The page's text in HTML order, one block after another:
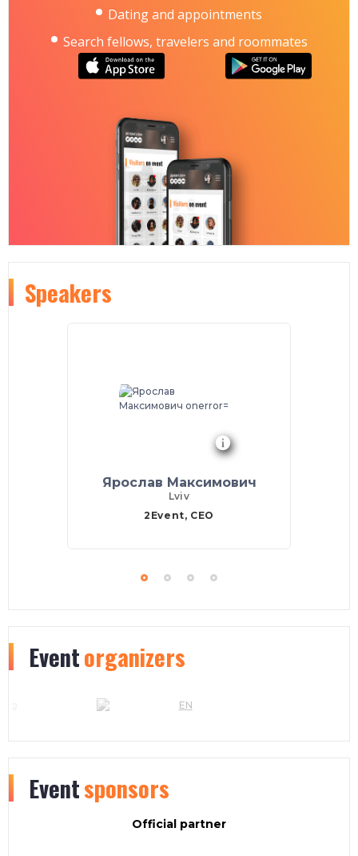
Dating and appointments
Search fellows, travelers and roommates
Speakers
Ярослав Максимович
Lviv
2Event, CEO
Eventorganizers
Eventsponsors
Official partner